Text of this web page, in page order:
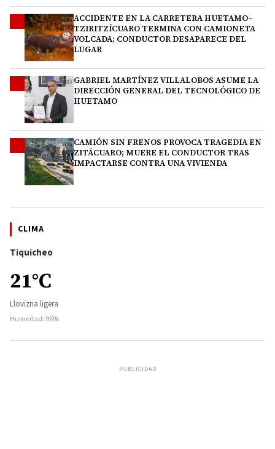
ACCIDENTE EN LA CARRETERA HUETAMO–
TZIRITZÍCUARO TERMINA CON CAMIONETA
VOLCADA; CONDUCTOR DESAPARECE DEL
LUGAR
GABRIEL MARTÍNEZ VILLALOBOS ASUME LA
DIRECCIÓN GENERAL DEL TECNOLÓGICO DE
HUETAMO
CAMIÓN SIN FRENOS PROVOCA TRAGEDIA EN
ZITÁCUARO; MUERE EL CONDUCTOR TRAS
IMPACTARSE CONTRA UNA VIVIENDA
CLIMA
Tiquicheo
21°C
Llovizna ligera
Humedad: 96%
PUBLICIDAD